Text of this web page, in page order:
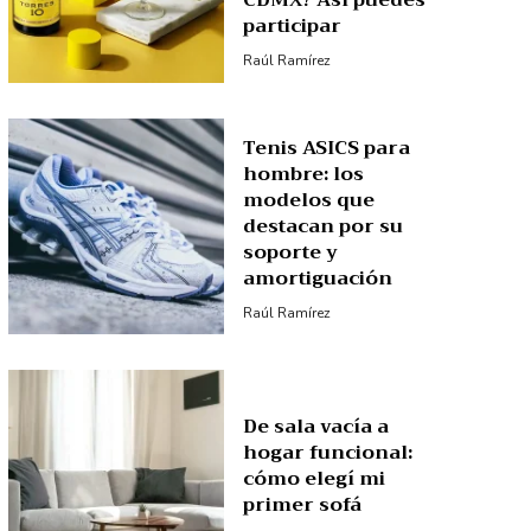
participar
Raúl Ramírez
Tenis ASICS para
hombre: los
modelos que
destacan por su
soporte y
amortiguación
Raúl Ramírez
De sala vacía a
hogar funcional:
cómo elegí mi
primer sofá